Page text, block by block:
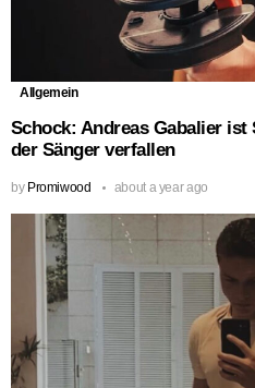
Allgemein
Schock: Andreas Gabalier ist
der Sänger verfallen
by Promiwood about a year ago